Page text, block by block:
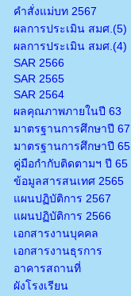
คำสั่งแม่บท 2567
ผลการประเมิน สมศ.(5)
ผลการประเมิน สมศ.(4)
SAR 2566
SAR 2565
SAR 2564
ผลคุณภาพภายในปี 63
มาตรฐานการศึกษาปี 67
มาตรฐานการศึกษาปี 65
คู่มือกำกับติดตามฯ ปี 65
ข้อมูลสารสนเทศ 2565
แผนปฏิบัติการ 2567
แผนปฏิบัติการ 2566
เอกสารงานบุคคล
เอกสารงานธุรการ
อาคารสถานที่
ผังโรงเรียน